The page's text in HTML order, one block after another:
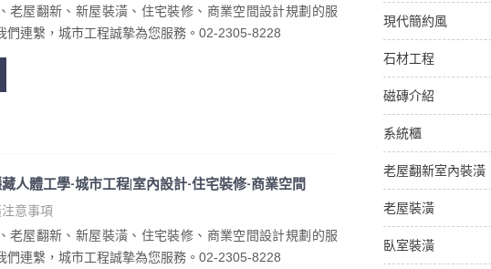
老屋翻新、新屋裝潢、住宅裝修、商業空間設計規劃的服
們連繫，城市工程誠摯為您服務。02-2305-8228
人體工學-城市工程|室內設計-住宅裝修-商業空間
意事項
老屋翻新、新屋裝潢、住宅裝修、商業空間設計規劃的服
們連繫，城市工程誠摯為您服務。02-2305-8228
現代簡約風
石材工程
磁磚介紹
系統櫃
老屋翻新室內裝潢
老屋裝潢
臥室裝潢